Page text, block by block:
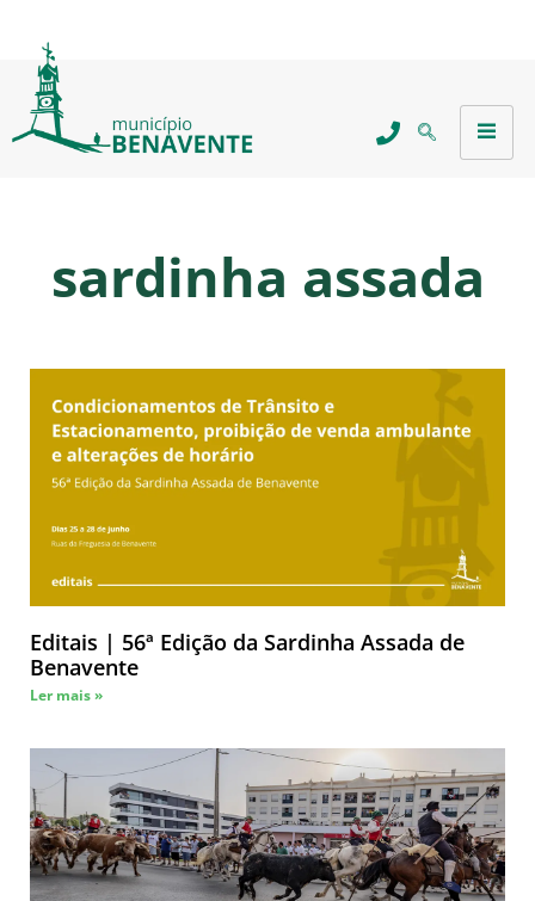
sardinha assada
Editais | 56ª Edição da Sardinha Assada de
Benavente
Ler mais »